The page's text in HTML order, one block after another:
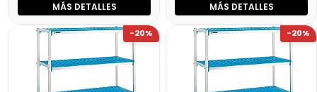
Marca
Cargando…
Medidas
Cargando…
Disponibilidad
Cargando…
Precio final (+21%)
MÁS DETALLES
Marca
Cargando…
Medidas
Cargando…
Disponibilidad
Cargando…
Precio final (+21%)
MÁS DETALLES
-20% -20%